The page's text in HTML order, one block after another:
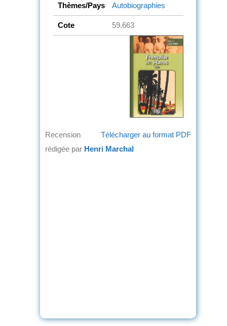
Thèmes/Pays Autobiographies
Cote 59.663
Télécharger au format PDF
Recension
rédigée par Henri Marchal